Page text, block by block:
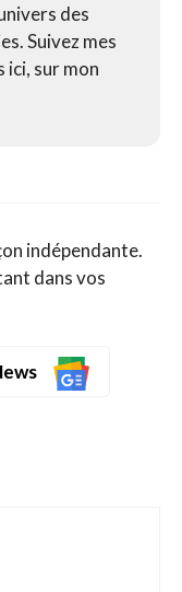
des
Suivez mes
ici, sur mon
indépendante.
dans vos